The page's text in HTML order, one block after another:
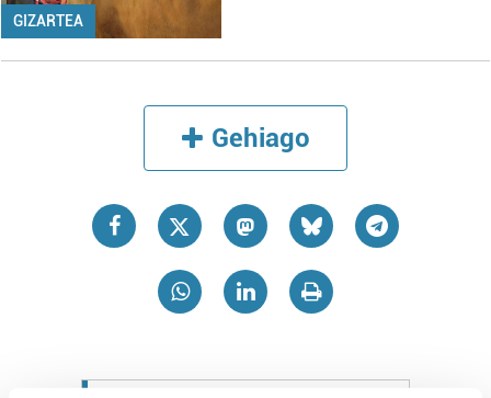
GIZARTEA
Gehiago